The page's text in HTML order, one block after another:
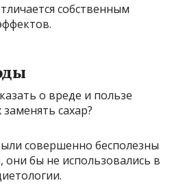
собственным
о вреде и пользе
сахар?
совершенно бесполезны
они бы не использовались в